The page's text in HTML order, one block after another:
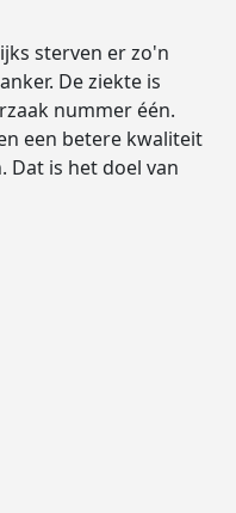
sterven er zo'n
De ziekte is
nummer één.
een betere kwaliteit
Dat is het doel van